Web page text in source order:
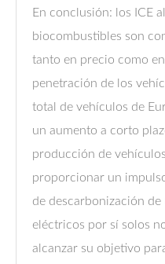
En conclusión: los ICE
biocombustibles son
tanto en precio como
penetración de los
total de vehículos de
un aumento a corto
producción de
proporcionar un
de descarbonización
eléctricos por sí solos
alcanzar su objetivo